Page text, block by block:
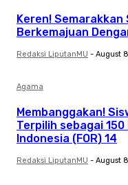
Keren!
Berkemajuan
Redaksi LiputanMU - August
Agama
Membanggakan!
Terpilih sebagai
Indonesia (FOR) 14
Redaksi LiputanMU - August